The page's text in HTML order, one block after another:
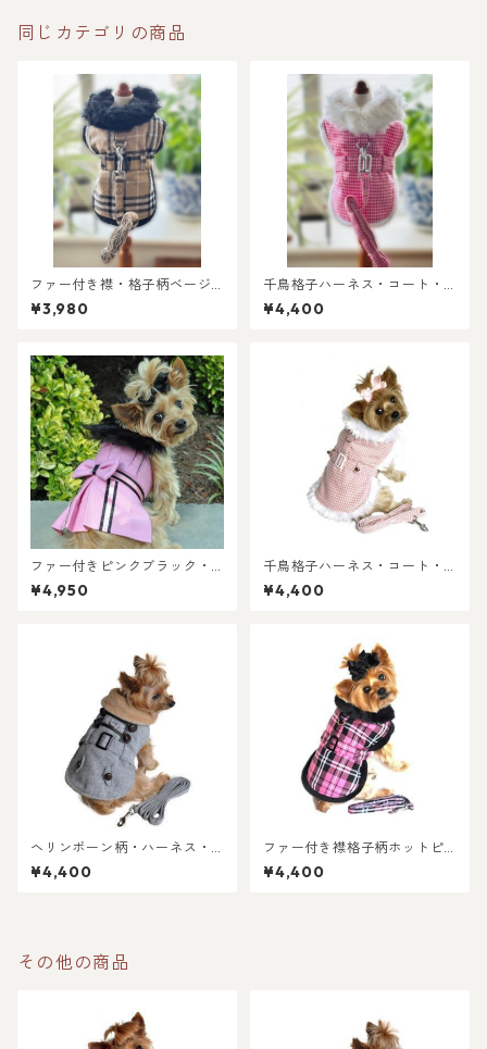
同じカテゴリの商品
ファー付き襟・格子柄ベージ
ュx ブラック・ハーネス・コー
ト＝リード付き
¥3,980
千鳥格子ハーネス・コート・
ホットピンクxホワイト＝リー
ド付き
¥4,400
ファー付きピンクブラック・
ハーネス・コート＝リード付
き
¥4,950
千鳥格子ハーネス・コート・
ピンクホワイト＝リード付き
¥4,400
ヘリンボーン柄・ハーネス・
コート＝リード付き
¥4,400
ファー付き襟格子柄ホットピ
ンク・ハーネス・コート＝リ
ード付き
¥4,400
その他の商品